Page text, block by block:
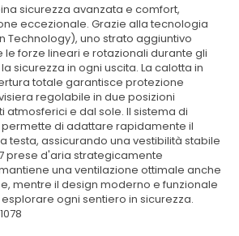
sicurezza avanzata e comfort,
eccezionale. Grazie alla tecnologia
Technology), uno strato aggiuntivo
forze lineari e rotazionali durante gli
sicurezza in ogni uscita. La calotta in
totale garantisce protezione
regolabile in due posizioni
e dal sole. Il sistema di
di adattare rapidamente il
testa, assicurando una vestibilità stabile
prese d'aria strategicamente
una ventilazione ottimale anche
mentre il design moderno e funzionale
ogni sentiero in sicurezza.